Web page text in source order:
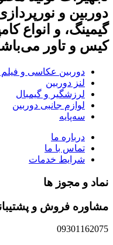
دوربین و
گیمینگ، و انواع
کیس و تاور
دوربین عکاسی و فیلم
لنز دوربین
لرزشگیر و گیمبال
لوازم جانبی دوربین
سه‌پایه
درباره ما
تماس با ما
شرایط خدمات
نماد و مجوز ها
مشاوره فروش و
09301162075